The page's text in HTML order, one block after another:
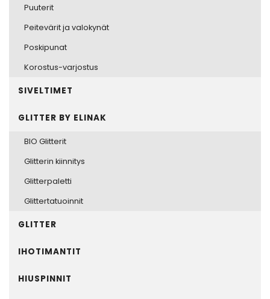
Puuterit
Peitevärit ja valokynät
Poskipunat
Korostus-varjostus
SIVELTIMET
GLITTER BY ELINAK
BIO Glitterit
Glitterin kiinnitys
Glitterpaletti
Glittertatuoinnit
GLITTER
IHOTIMANTIT
HIUSPINNIT